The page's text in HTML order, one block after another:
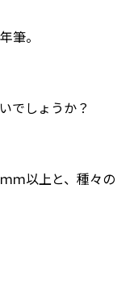
筆。
でしょうか？
ｍ以上と、種々の